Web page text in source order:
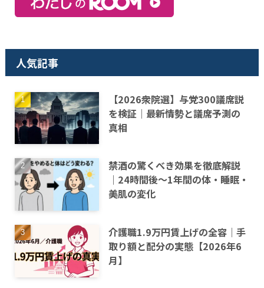
人気記事
【2026衆院選】与党300議席説
を検証｜最新情勢と議席予測の
真相
禁酒の驚くべき効果を徹底解説
｜24時間後〜1年間の体・睡眠・
美肌の変化
介護職1.9万円賃上げの全容｜手
取り額と配分の実態【2026年6
月】